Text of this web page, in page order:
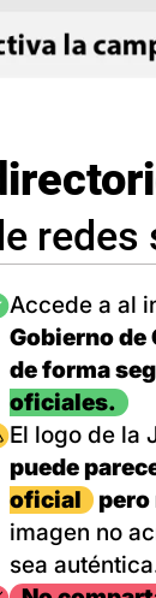
redes
Accede a al
Gobierno
de forma
oficiales.
El logo de la
puede
oficial
pero
imagen no
sea